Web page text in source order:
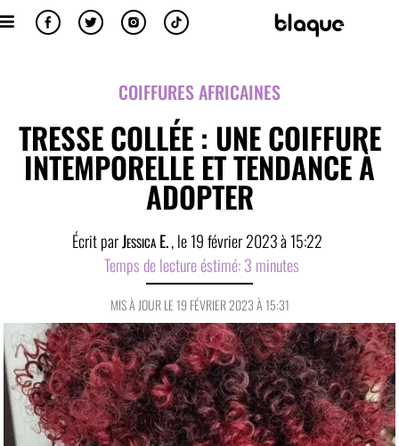
COIFFURES AFRICAINES
TRESSE COLLÉE : UNE COIFFURE
INTEMPORELLE ET TENDANCE À
ADOPTER
Écrit parJessica E., le19 février 2023à15:22
Temps de lecture éstimé: 3 minutes
MIS À JOUR LE 19 FÉVRIER 2023 À 15:31